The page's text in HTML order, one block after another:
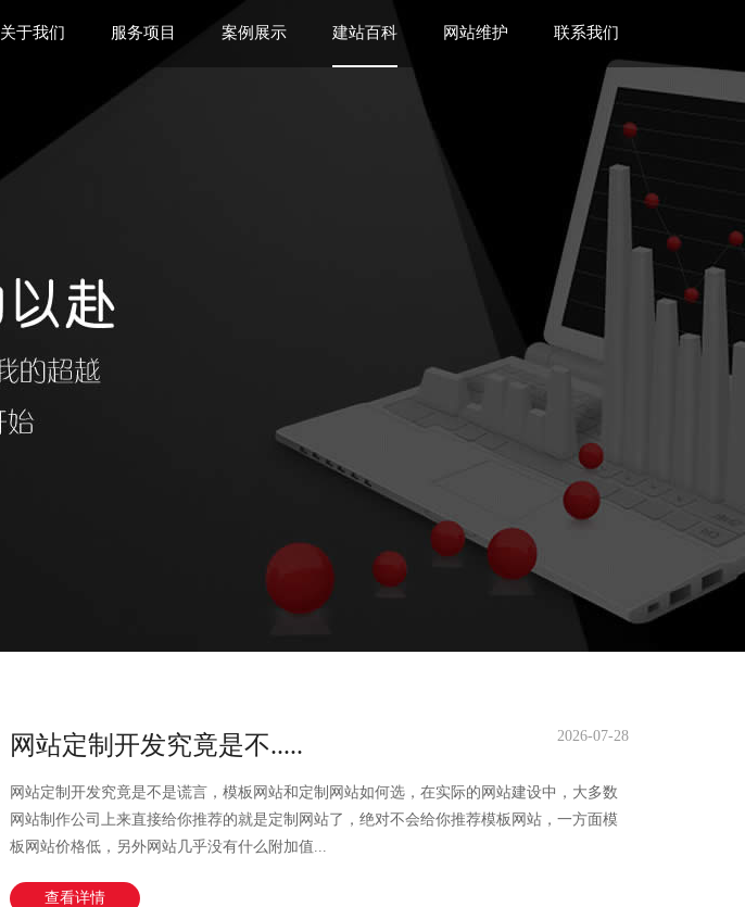
关于我们 服务项目 案例展示 建站百科 网站维护 联系我们
网站定制开发究竟是不..... 2026-07-28
网站定制开发究竟是不是谎言，模板网站和定制网站如何选，在实际的网站建设中，大多数
网站制作公司上来直接给你推荐的就是定制网站了，绝对不会给你推荐模板网站，一方面模
板网站价格低，另外网站几乎没有什么附加值...
查看详情